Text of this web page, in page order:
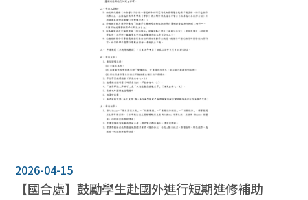
2026-04-15
【國合處】鼓勵學生赴國外進行短期進修補助